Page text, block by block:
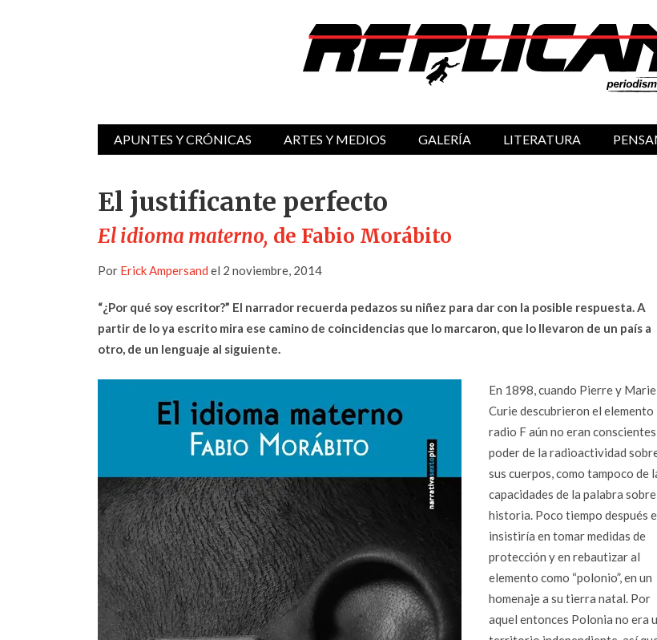
APUNTES Y CRÓNICAS ARTES Y MEDIOS GALERÍA LITERATURA
El justificante perfecto
El idioma materno, de Fabio Morábito
Por Erick Ampersand el 2 noviembre, 2014
“¿Por qué soy escritor?” El narrador recuerda pedazos su niñez para dar con la posible respuesta. A
partir de lo ya escrito mira ese camino de coincidencias que lo marcaron, que lo llevaron de un país a
otro, de un lenguaje al siguiente.
En 1898, cuando Pierre y Marie
Curie descubrieron el elemento
radio F aún no eran
poder de la radioactividad
sus cuerpos, como tampoco de
capacidades de la palabra
historia. Poco tiempo después
insistiría en tomar medidas de
protección y en rebautizar al
elemento como “polonio”, en un
homenaje a su tierra natal. Por
aquel entonces Polonia no era